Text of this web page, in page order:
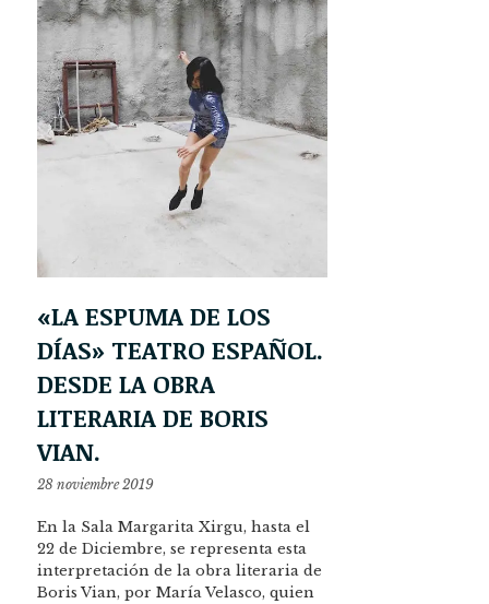
«LA ESPUMA DE LOS
DÍAS» TEATRO ESPAÑOL.
DESDE LA OBRA
LITERARIA DE BORIS
VIAN.
28 noviembre 2019
En la Sala Margarita Xirgu, hasta el
22 de Diciembre, se representa esta
interpretación de la obra literaria de
Boris Vian, por María Velasco, quien